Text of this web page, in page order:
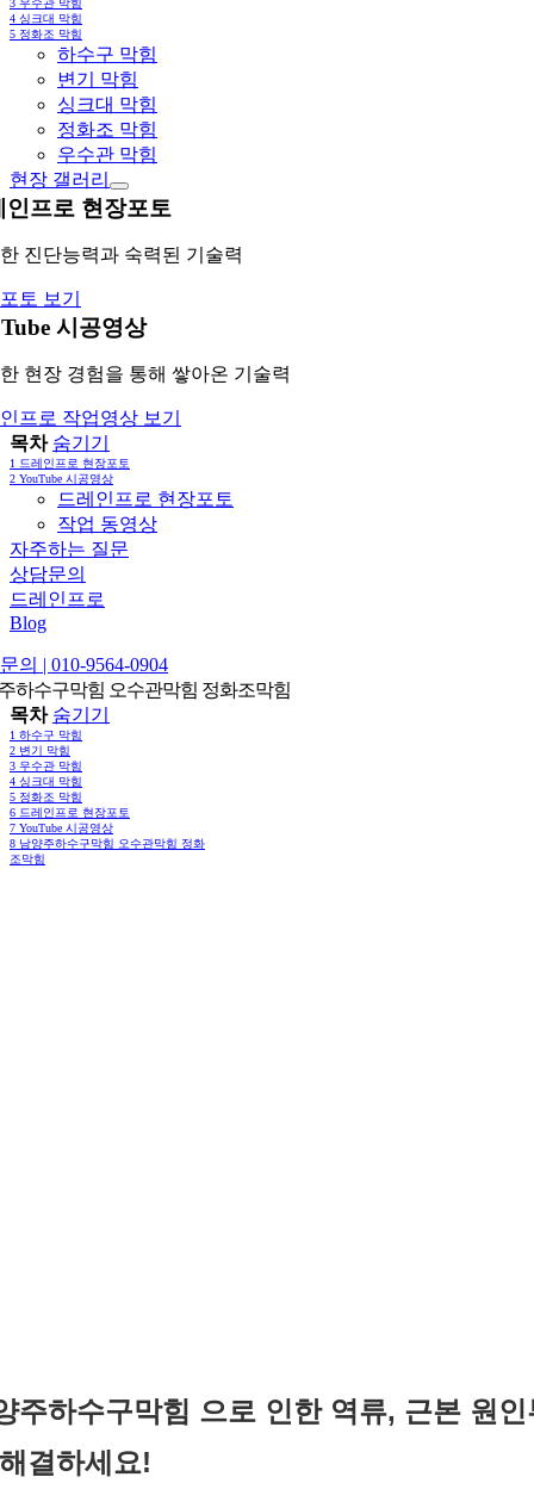
3 우수관 막힘
4 싱크대 막힘
5 정화조 막힘
하수구 막힘
변기 막힘
싱크대 막힘
정화조 막힘
우수관 막힘
현장 갤러리
인프로 현장포토
진단능력과 숙력된 기술력
토 보기
시공영상
현장 경험을 통해 쌓아온 기술력
프로 작업영상 보기
목차 숨기기
1 드레인프로 현장포토
2 YouTube 시공영상
드레인프로 현장포토
작업 동영상
자주하는 질문
상담문의
드레인프로
Blog
의 | 010-9564-0904
하수구막힘 오수관막힘 정화조막힘
목차 숨기기
1 하수구 막힘
2 변기 막힘
3 우수관 막힘
4 싱크대 막힘
5 정화조 막힘
6 드레인프로 현장포토
7 YouTube 시공영상
8 남양주하수구막힘 오수관막힘 정화
조막힘
주하수구막힘 으로 인한 역류, 근본 원인
결하세요!